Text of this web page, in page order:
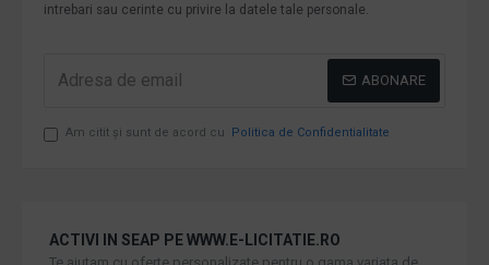
intrebari sau cerinte cu privire la datele tale personale.
ABONARE
Am citit şi sunt de acord cu Politica de Confidentialitate
ACTIVI IN SEAP PE WWW.E-LICITATIE.RO
Te ajutam cu oferte personalizate pentru o gama variata de